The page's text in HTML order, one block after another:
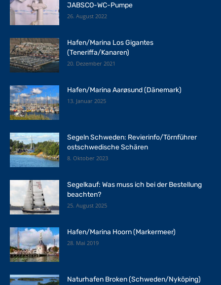
JABSCO-WC-Pumpe
26. August 2022
Hafen/Marina Los Gigantes
(Teneriffa/Kanaren)
20. Dezember 2021
Hafen/Marina Aarøsund (Dänemark)
13. Januar 2025
Segeln Schweden: Revierinfo/Törnführer
ostschwedische Schären
8. Oktober 2023
Segelkauf: Was muss ich bei der Bestellung
beachten?
25. August 2025
Hafen/Marina Hoorn (Markermeer)
28. Mai 2019
Naturhafen Broken (Schweden/Nyköping)